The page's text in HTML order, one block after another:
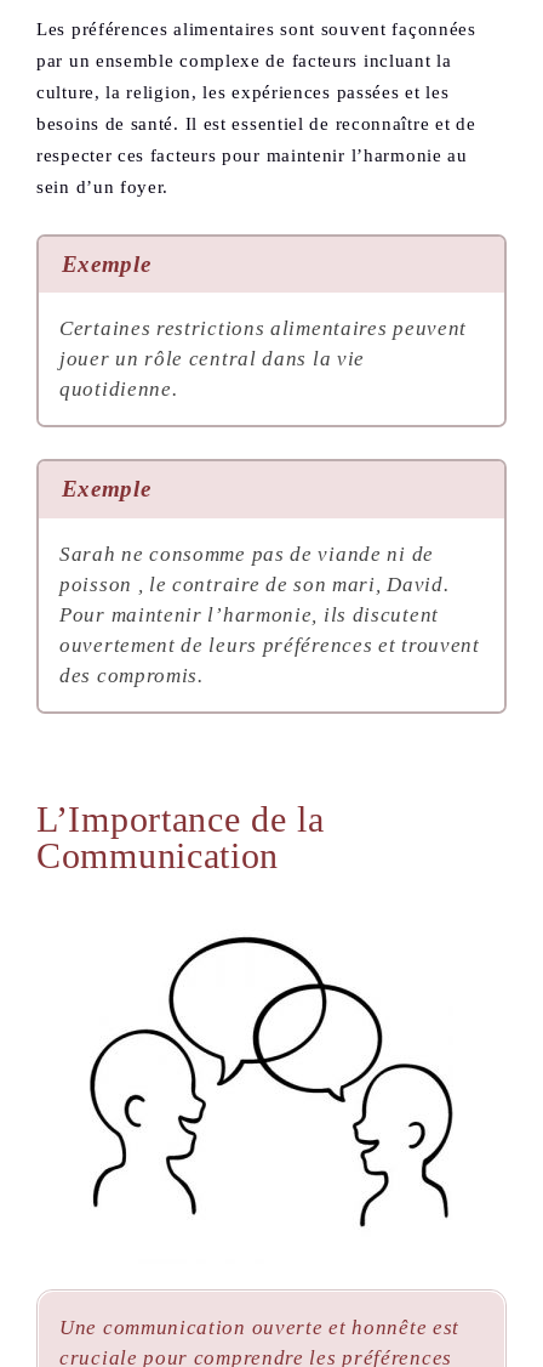
Les préférences alimentaires sont souvent façonnées
par un ensemble complexe de facteurs incluant la
culture, la religion, les expériences passées et les
besoins de santé. Il est essentiel de reconnaître et de
respecter ces facteurs pour maintenir l’harmonie au
sein d’un foyer.
Exemple
Certaines restrictions alimentaires peuvent
jouer un rôle central dans la vie
quotidienne.
Exemple
Sarah ne consomme pas de viande ni de
poisson , le contraire de son mari, David.
Pour maintenir l’harmonie, ils discutent
ouvertement de leurs préférences et trouvent
des compromis.
L’Importance de la
Communication
Une communication ouverte et honnête est
cruciale pour comprendre les préférences